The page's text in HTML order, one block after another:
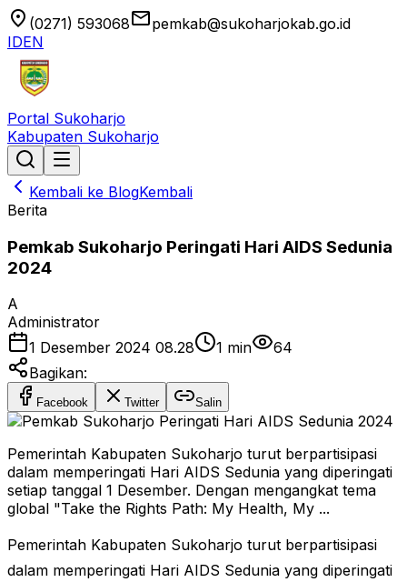
location_on (0271) 593068emailpemkab@sukoharjokab.go.id
IDEN
Portal Sukoharjo
Kabupaten Sukoharjo
Kembali ke BlogKembali
Berita
Pemkab Sukoharjo Peringati Hari AIDS Sedunia
2024
A
Administrator
1 Desember 2024 08.28
1 min
64
Bagikan:
Facebook Twitter Salin
Pemerintah Kabupaten Sukoharjo turut berpartisipasi
dalam memperingati Hari AIDS Sedunia yang diperingati
setiap tanggal 1 Desember. Dengan mengangkat tema
global "Take the Rights Path: My Health, My ...
Pemerintah Kabupaten Sukoharjo turut berpartisipasi
dalam memperingati Hari AIDS Sedunia yang diperingati